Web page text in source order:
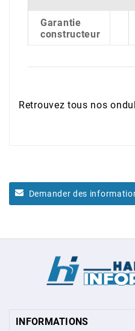
Garantie
constructeur
Retrouvez tous nos
Demander des
INFORMATIONS